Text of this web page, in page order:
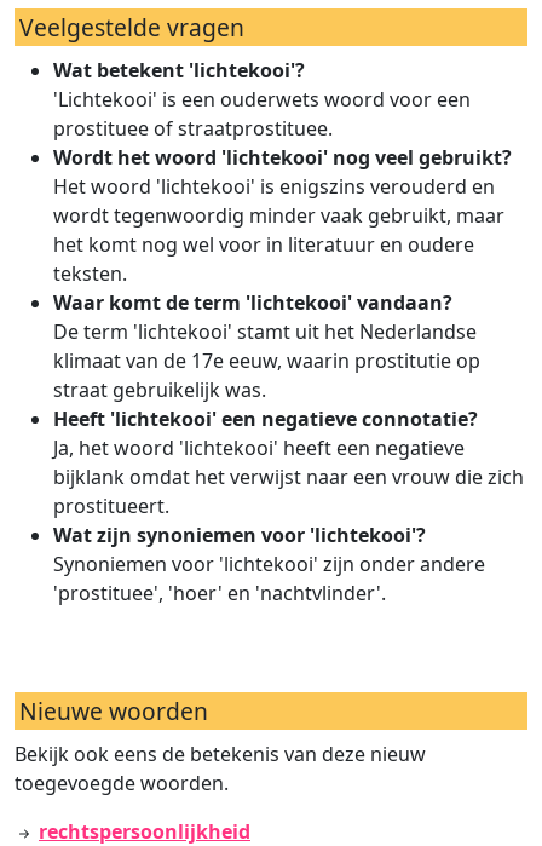
Veelgestelde vragen
Wat betekent 'lichtekooi'?
'Lichtekooi' is een ouderwets woord voor een
prostituee of straatprostituee.
Wordt het woord 'lichtekooi' nog veel gebruikt?
Het woord 'lichtekooi' is enigszins verouderd en
wordt tegenwoordig minder vaak gebruikt, maar
het komt nog wel voor in literatuur en oudere
teksten.
Waar komt de term 'lichtekooi' vandaan?
De term 'lichtekooi' stamt uit het Nederlandse
klimaat van de 17e eeuw, waarin prostitutie op
straat gebruikelijk was.
Heeft 'lichtekooi' een negatieve connotatie?
Ja, het woord 'lichtekooi' heeft een negatieve
bijklank omdat het verwijst naar een vrouw die zich
prostitueert.
Wat zijn synoniemen voor 'lichtekooi'?
Synoniemen voor 'lichtekooi' zijn onder andere
'prostituee', 'hoer' en 'nachtvlinder'.
Nieuwe woorden
Bekijk ook eens de betekenis van deze nieuw
toegevoegde woorden.
rechtspersoonlijkheid